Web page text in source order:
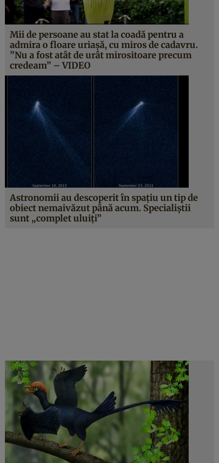
Mii de persoane au stat la coadă pentru a
admira o floare uriaşă, cu miros de cadavru.
”Nu a fost atât de urât mirositoare precum
credeam” – VIDEO
Astronomii au descoperit în spaţiu un tip de
obiect nemaivăzut până acum. Specialiştii
sunt „complet uluiţi”